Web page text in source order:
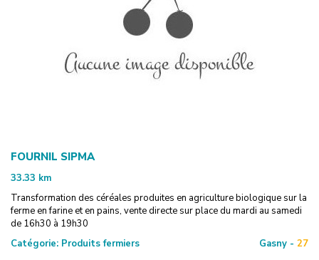
FOURNIL SIPMA
33.33 km
Transformation des céréales produites en agriculture biologique sur la
ferme en farine et en pains, vente directe sur place du mardi au samedi
de 16h30 à 19h30
Catégorie: Produits fermiers Gasny - 27